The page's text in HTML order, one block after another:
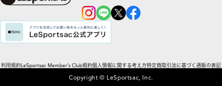
利用規約LeSportsac Member’s Club規約個人情報に関する考え方特定商取引法に基づく通販の表記
Copyright © LeSportsac, Inc.